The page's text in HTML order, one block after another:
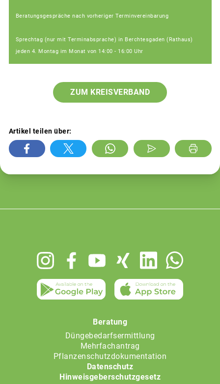
Beratungsgespräche nach vorheriger Terminvereinbarung
Sprechtag (nur mit Terminabsprache) in Berchtesgaden (Rathaus)
jeden 4. Montag im Monat von 14:00 - 16:00 Uhr
ZUM KREISVERBAND
Artikel teilen über:
Beratung
Düngebedarfsermittlung
Mehrfachantrag
Pflanzenschutzdokumentation
Datenschutz
Hinweisgeberschutzgesetz